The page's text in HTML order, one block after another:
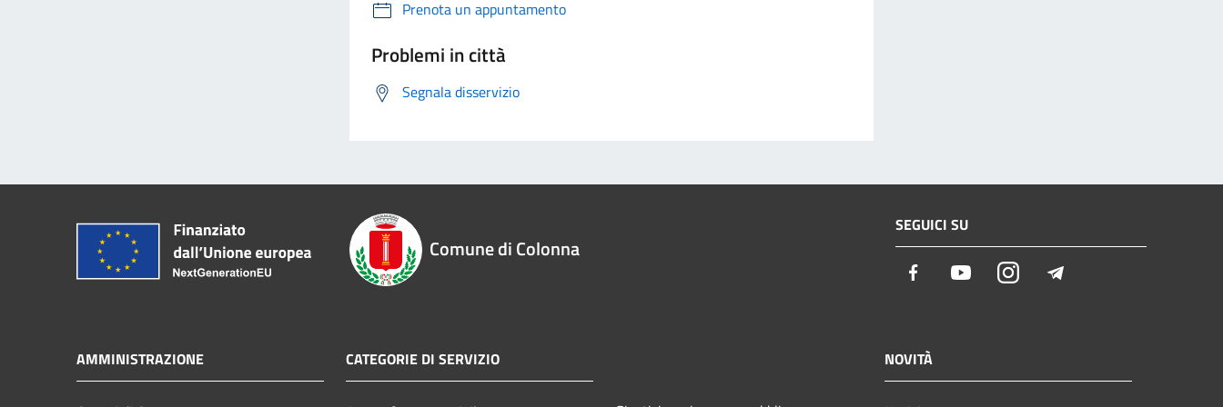
Prenota un appuntamento
Problemi in città
Segnala disservizio
Comune di Colonna
SEGUICI SU
Facebook YoutubeInstagram
AMMINISTRAZIONE CATEGORIE DI SERVIZIO NOVITÀ